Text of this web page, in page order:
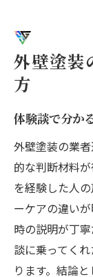
外壁塗装
方
体験談で分か
外壁塗装の業
的な判断材料
を経験した人
ーケアの違い
時の説明が丁
談に乗ってく
ります。結論